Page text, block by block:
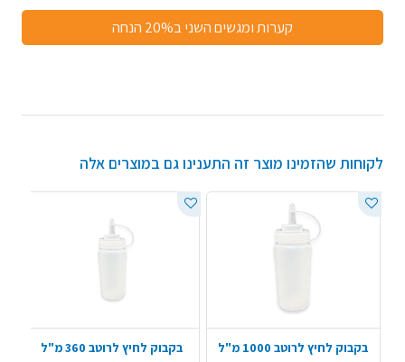
קערות ומגשים השני ב20% הנחה
לקוחות שהזמינו מוצר זה התענינו גם במוצרים אלה
בקבוק לחיץ לרוטב 1000 מ"ל
בקבוק לחיץ לרוטב 360 מ"ל